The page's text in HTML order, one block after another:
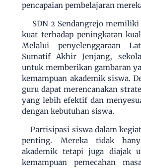
pencapaian pembelajaran
SDN 2 Sendangrejo
kuat terhadap peningkatan
Melalui penyelenggaraan
Sumatif Akhir Jenjang,
untuk memberikan gambaran
kemampuan akademik siswa.
guru dapat merencanakan
yang lebih efektif dan
dengan kebutuhan siswa.
Partisipasi siswa dalam
penting. Mereka tidak
akademik tetapi juga diajak
kemampuan pemecahan